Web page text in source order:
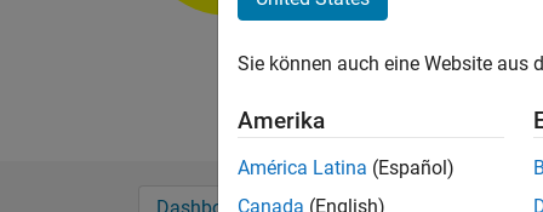
Professional
Sie können auch eine Website aus
Amerika
América Latina (Español)
Canada (English)